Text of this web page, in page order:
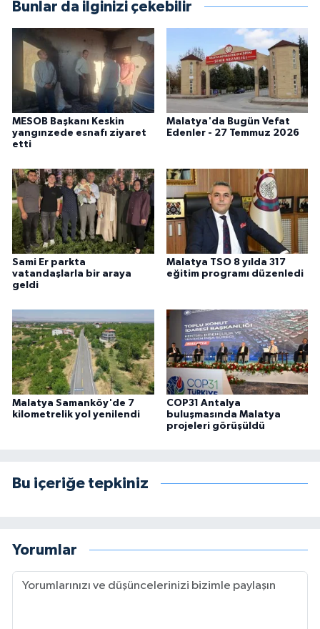
Bunlar da ilginizi çekebilir
MESOB Başkanı Keskin
yangınzede esnafı ziyaret
etti
Malatya'da Bugün Vefat
Edenler - 27 Temmuz 2026
Sami Er parkta
vatandaşlarla bir araya
geldi
Malatya TSO 8 yılda 317
eğitim programı düzenledi
Malatya Samanköy'de 7
kilometrelik yol yenilendi
COP31 Antalya
buluşmasında Malatya
projeleri görüşüldü
Bu içeriğe tepkiniz
Yorumlar